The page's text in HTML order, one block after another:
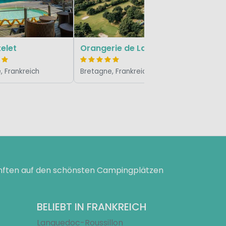
Frankreich
Orangerie de Lanniron
Bretagne, Frankreich
auf den schönsten Campingplätzen
BELIEBT IN FRANKREICH
Languedoc-Roussillon